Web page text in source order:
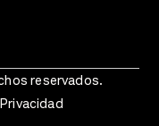
reservados.